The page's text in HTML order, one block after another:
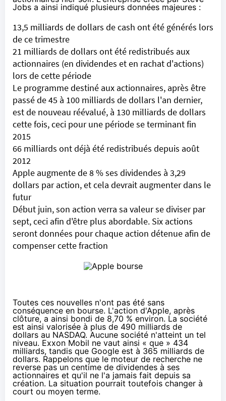
Jobs a ainsi indiqué plusieurs données majeures :
13,5 milliards de dollars de cash ont été générés lors
de ce trimestre
21 milliards de dollars ont été redistribués aux
actionnaires (en dividendes et en rachat d'actions)
lors de cette période
Le programme destiné aux actionnaires, après être
passé de 45 à 100 milliards de dollars l'an dernier,
est de nouveau réévalué, à 130 milliards de dollars
cette fois, ceci pour une période se terminant fin
2015
66 milliards ont déjà été redistribués depuis août
2012
Apple augmente de 8 % ses dividendes à 3,29
dollars par action, et cela devrait augmenter dans le
futur
Début juin, son action verra sa valeur se diviser par
sept, ceci afin d'être plus abordable. Six actions
seront données pour chaque action détenue afin de
compenser cette fraction
Toutes ces nouvelles n'ont pas été sans
conséquence en bourse. L'action d'Apple, après
clôture, a ainsi bondi de 8,70 % environ. La société
est ainsi valorisée à plus de 490 milliards de
dollars au NASDAQ. Aucune société n'atteint un tel
niveau. Exxon Mobil ne vaut ainsi « que » 434
milliards, tandis que Google est à 365 milliards de
dollars. Rappelons que le moteur de recherche ne
reverse pas un centime de dividendes à ses
actionnaires et qu'il ne l'a jamais fait depuis sa
création. La situation pourrait toutefois changer à
court ou moyen terme.